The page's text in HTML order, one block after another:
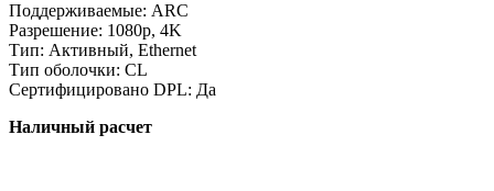
Поддерживаемые: ARC
Разрешение: 1080p, 4K
Тип: Активный, Ethernet
Тип оболочки: CL
Сертифицировано DPL: Да
Наличный расчет